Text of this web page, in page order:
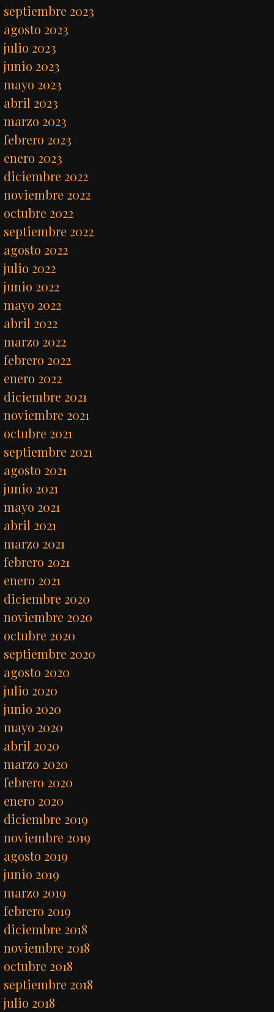
septiembre 2023
agosto 2023
julio 2023
junio 2023
mayo 2023
abril 2023
marzo 2023
febrero 2023
enero 2023
diciembre 2022
noviembre 2022
octubre 2022
septiembre 2022
agosto 2022
julio 2022
junio 2022
mayo 2022
abril 2022
marzo 2022
febrero 2022
enero 2022
diciembre 2021
noviembre 2021
octubre 2021
septiembre 2021
agosto 2021
junio 2021
mayo 2021
abril 2021
marzo 2021
febrero 2021
enero 2021
diciembre 2020
noviembre 2020
octubre 2020
septiembre 2020
agosto 2020
julio 2020
junio 2020
mayo 2020
abril 2020
marzo 2020
febrero 2020
enero 2020
diciembre 2019
noviembre 2019
agosto 2019
junio 2019
marzo 2019
febrero 2019
diciembre 2018
noviembre 2018
octubre 2018
septiembre 2018
julio 2018